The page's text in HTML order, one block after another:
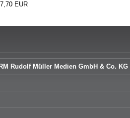
EUR
Rudolf Müller Medien GmbH & Co. KG